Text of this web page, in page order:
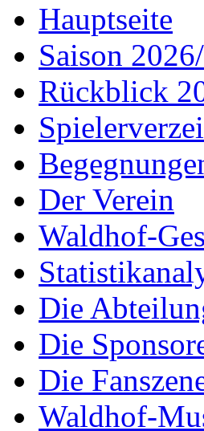
Hauptseite
Saison
Rückblick
Der Verein
Waldhof-
Die
Die
Die
Waldhof-